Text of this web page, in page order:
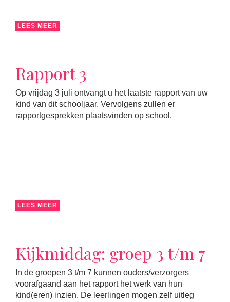
LEES MEER
Rapport 3
Op vrijdag 3 juli ontvangt u het laatste rapport van uw
kind van dit schooljaar. Vervolgens zullen er
rapportgesprekken plaatsvinden op school.
LEES MEER
Kijkmiddag: groep 3 t/m 7
In de groepen 3 t/m 7 kunnen ouders/verzorgers
voorafgaand aan het rapport het werk van hun
kind(eren) inzien. De leerlingen mogen zelf uitleg